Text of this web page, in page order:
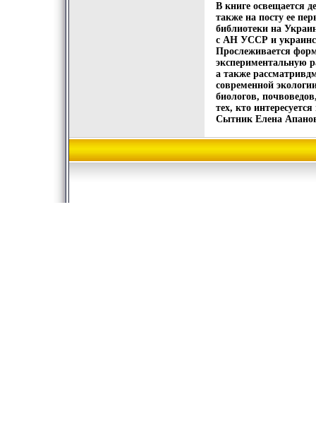
В книге освещается
также на посту ее
библиотеки на
с АН УССР и
Прослеживается
экспериментальную
а также
современной
биологов,
тех, кто
Сытник Елена